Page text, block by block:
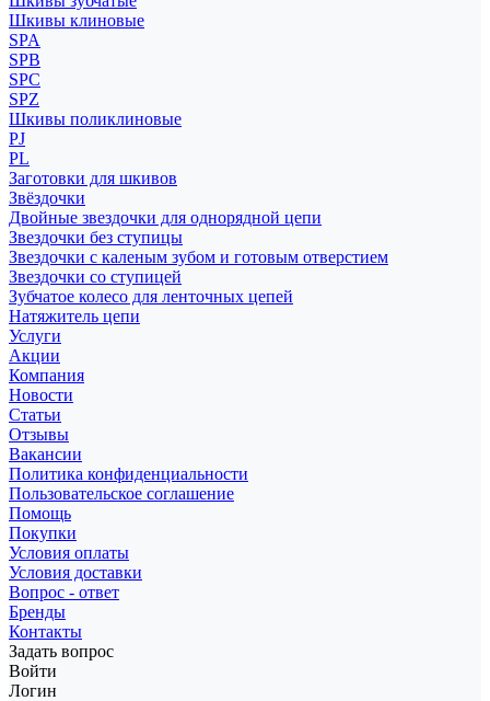
Шкивы клиновые
SPA
SPB
SPC
SPZ
Шкивы поликлиновые
PJ
PL
Заготовки для шкивов
Звёздочки
Двойные звездочки для однорядной цепи
Звездочки без ступицы
Звездочки с каленым зубом и готовым отверстием
Звездочки со ступицей
Зубчатое колесо для ленточных цепей
Натяжитель цепи
Услуги
Акции
Компания
Новости
Статьи
Отзывы
Вакансии
Политика конфиденциальности
Пользовательское соглашение
Помощь
Покупки
Условия оплаты
Условия доставки
Вопрос - ответ
Бренды
Контакты
Задать вопрос
Войти
Логин